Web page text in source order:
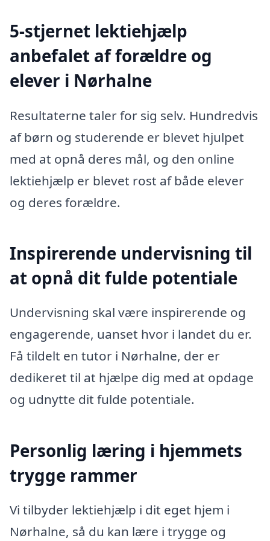
5-stjernet lektiehjælp
anbefalet af forældre og
elever i Nørhalne
Resultaterne taler for sig selv. Hundredvis
af børn og studerende er blevet hjulpet
med at opnå deres mål, og den online
lektiehjælp er blevet rost af både elever
og deres forældre.
Inspirerende undervisning til
at opnå dit fulde potentiale
Undervisning skal være inspirerende og
engagerende, uanset hvor i landet du er.
Få tildelt en tutor i Nørhalne, der er
dedikeret til at hjælpe dig med at opdage
og udnytte dit fulde potentiale.
Personlig læring i hjemmets
trygge rammer
Vi tilbyder lektiehjælp i dit eget hjem i
Nørhalne, så du kan lære i trygge og